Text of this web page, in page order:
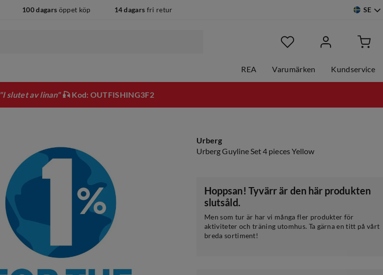
100 dagars öppet köp 14 dagars fri retur SE
REA Varumärken Kundservice
"I slutet av linan"🎣 Kod: OUTFISHING3F2
Urberg
Urberg Guyline Set 4 pieces Yellow
Hoppsan! Tyvärr är den här produkten
slutsåld.
Men som tur är har vi många fler produkter för
aktiviteter och träning utomhus. Ta gärna en titt på vårt
breda sortiment!